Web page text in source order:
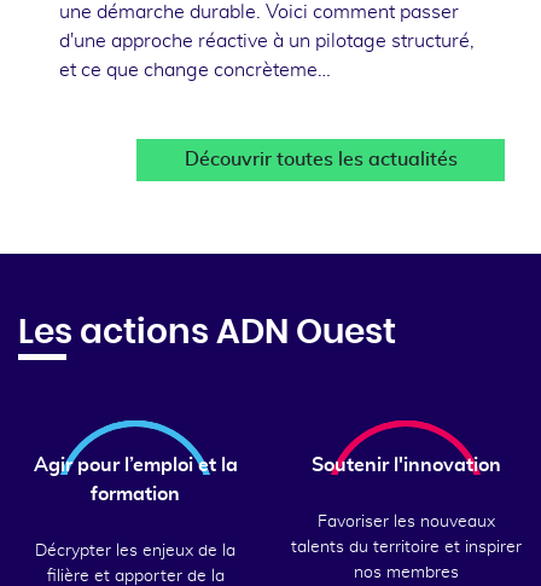
une démarche durable. Voici comment passer
d'une approche réactive à un pilotage structuré,
et ce que change concrèteme…
Découvrir toutes les actualités
Les actions ADN Ouest
Agir pour l’emploi et la
formation
Décrypter les enjeux de la
filière et apporter de la
Soutenir l'innovation
Favoriser les nouveaux
talents du territoire et inspirer
nos membres